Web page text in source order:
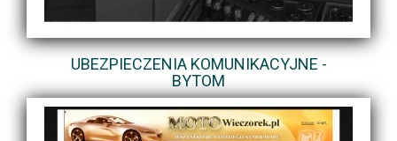
UBEZPIECZENIA KOMUNIKACYJNE -
BYTOM